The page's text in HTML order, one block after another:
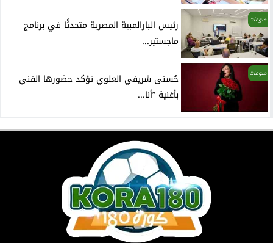
منوعات
رئيس البارالمبية المصرية متحدثًا في برنامج
ماجستير...
منوعات
حُسنى شريفي العلوي تؤكد حضورها الفني
بأغنية ”أنا...